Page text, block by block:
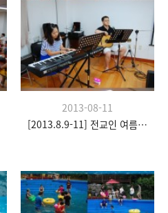
2013-08-11
[2013.8.9-11] 전교인 여름수련회- "이쉼 전쉼"